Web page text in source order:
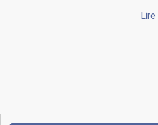
particulier